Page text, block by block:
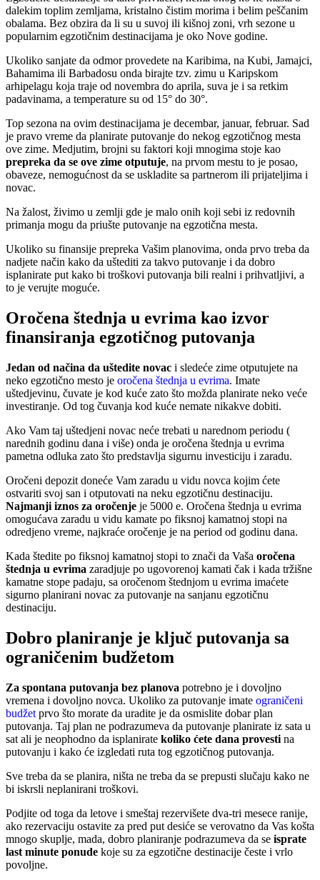
dalekim toplim zemljama, kristalno čistim morima i belim peščanim
obalama. Bez obzira da li su u suvoj ili kišnoj zoni, vrh sezone u
popularnim egzotičnim destinacijama je oko Nove godine.
Ukoliko sanjate da odmor provedete na Karibima, na Kubi, Jamajci,
Bahamima ili Barbadosu onda birajte tzv. zimu u Karipskom
arhipelagu koja traje od novembra do aprila, suva je i sa retkim
padavinama, a temperature su od 15° do 30°.
Top sezona na ovim destinacijama je decembar, januar, februar. Sad
je pravo vreme da planirate putovanje do nekog egzotičnog mesta
ove zime. Medjutim, brojni su faktori koji mnogima stoje kao
prepreka da se ove zime otputuje, na prvom mestu to je posao,
obaveze, nemogućnost da se uskladite sa partnerom ili prijateljima i
novac.
Na žalost, živimo u zemlji gde je malo onih koji sebi iz redovnih
primanja mogu da priušte putovanje na egzotična mesta.
Ukoliko su finansije prepreka Vašim planovima, onda prvo treba da
nadjete način kako da uštediti za takvo putovanje i da dobro
isplanirate put kako bi troškovi putovanja bili realni i prihvatljivi, a
to je verujte moguće.
Oročena štednja u evrima kao izvor
finansiranja egzotičnog putovanja
Jedan od načina da uštedite novac i sledeće zime otputujete na
neko egzotično mesto je oročena štednja u evrima. Imate
uštedjevinu, čuvate je kod kuće zato što možda planirate neko veće
investiranje. Od tog čuvanja kod kuće nemate nikakve dobiti.
Ako Vam taj uštedjeni novac neće trebati u narednom periodu (
narednih godinu dana i više) onda je oročena štednja u evrima
pametna odluka zato što predstavlja sigurnu investiciju i zaradu.
Oročeni depozit doneće Vam zaradu u vidu novca kojim ćete
ostvariti svoj san i otputovati na neku egzotičnu destinaciju.
Najmanji iznos za oročenje je 5000 e. Oročena štednja u evrima
omogućava zaradu u vidu kamate po fiksnoj kamatnoj stopi na
odredjeno vreme, najkraće oročenje je na period od godinu dana.
Kada štedite po fiksnoj kamatnoj stopi to znači da Vaša oročena
štednja u evrima zaradjuje po ugovorenoj kamati čak i kada tržišne
kamatne stope padaju, sa oročenom štednjom u evrima imaćete
sigurno planirani novac za putovanje na sanjanu egzotičnu
destinaciju.
Dobro planiranje je ključ putovanja sa
ograničenim budžetom
Za spontana putovanja bez planova potrebno je i dovoljno
vremena i dovoljno novca. Ukoliko za putovanje imate ograničeni
budžet prvo što morate da uradite je da osmislite dobar plan
putovanja. Taj plan ne podrazumeva da putovanje planirate iz sata u
sat ali je neophodno da isplanirate koliko ćete dana provesti na
putovanju i kako će izgledati ruta tog egzotičnog putovanja.
Sve treba da se planira, ništa ne treba da se prepusti slučaju kako ne
bi iskrsli neplanirani troškovi.
Podjite od toga da letove i smeštaj rezervišete dva-tri mesece ranije,
ako rezervaciju ostavite za pred put desiće se verovatno da Vas košta
mnogo skuplje, mada, dobro planiranje podrazumeva da se isprate
last minute ponude koje su za egzotične destinacije česte i vrlo
povoljne.